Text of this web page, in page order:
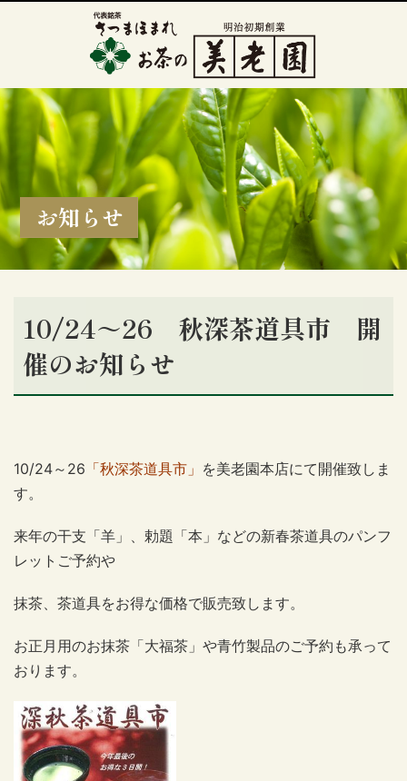
お知らせ
10/24～26 秋深茶道具市 開
催のお知らせ
10/24～26 「秋深茶道具市」 を美老園本店にて開催致しま
す。
来年の干支「羊」、勅題「本」などの新春茶道具のパンフ
レットご予約や
抹茶、茶道具をお得な価格で販売致します。
お正月用のお抹茶「大福茶」や青竹製品のご予約も承って
おります。